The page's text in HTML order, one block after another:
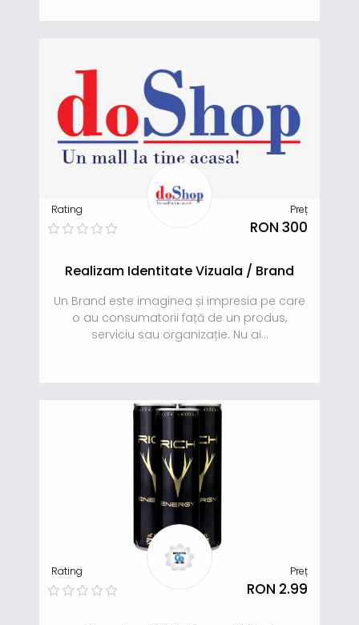
Rating Preț
RON 300
Realizam Identitate Vizuala / Brand
Un Brand este imaginea și impresia pe care
o au consumatorii față de un produs,
serviciu sau organizație. Nu ai...
Rating Preț
RON 2.99